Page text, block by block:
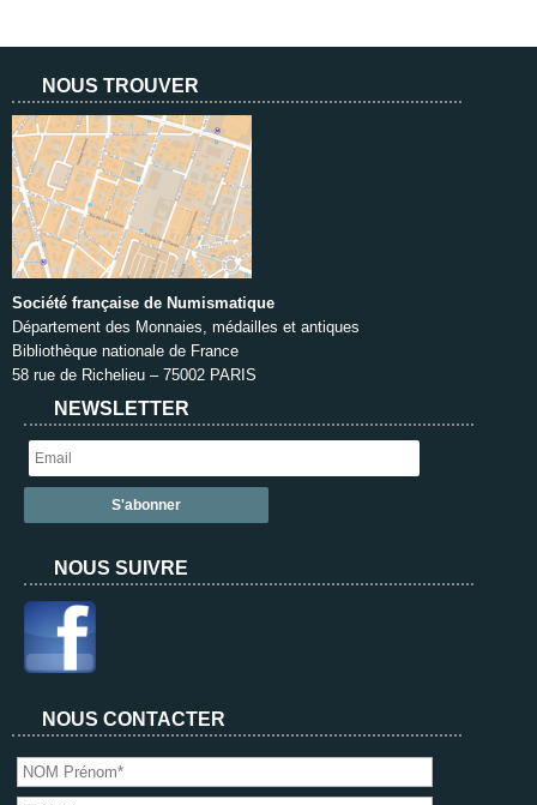
NOUS TROUVER
Société française de Numismatique
Département des Monnaies, médailles et antiques
Bibliothèque nationale de France
58 rue de Richelieu – 75002 PARIS
NEWSLETTER
NOUS SUIVRE
NOUS CONTACTER